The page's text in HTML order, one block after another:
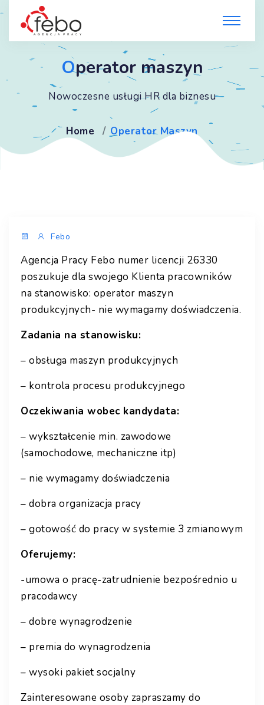
Operator maszyn
Nowoczesne usługi HR dla biznesu
Home Operator Maszyn
Febo
Agencja Pracy Febo numer licencji 26330
poszukuje dla swojego Klienta pracowników
na stanowisko: operator maszyn
produkcyjnych- nie wymagamy doświadczenia.
Zadania na stanowisku:
– obsługa maszyn produkcyjnych
– kontrola procesu produkcyjnego
Oczekiwania wobec kandydata:
– wykształcenie min. zawodowe
(samochodowe, mechaniczne itp)
– nie wymagamy doświadczenia
– dobra organizacja pracy
– gotowość do pracy w systemie 3 zmianowym
Oferujemy:
-umowa o pracę-zatrudnienie bezpośrednio u
pracodawcy
– dobre wynagrodzenie
– premia do wynagrodzenia
– wysoki pakiet socjalny
Zainteresowane osoby zapraszamy do